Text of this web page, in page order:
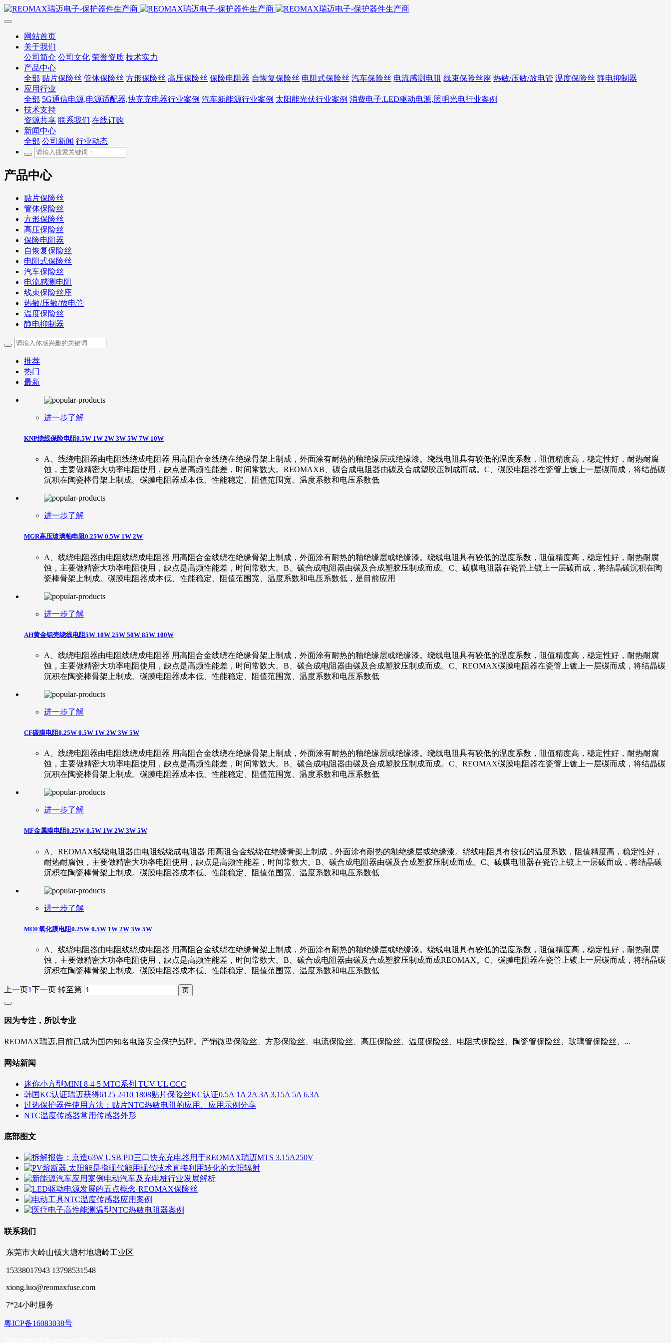
网站首页
关于我们
公司简介 公司文化 荣誉资质 技术实力
产品中心
全部 贴片保险丝 管体保险丝 方形保险丝 高压保险丝 保险电阻器 自恢复保险丝 电阻式保险丝 汽车保险丝 电流感测电阻 线束保险丝座 热敏/压敏/放电管 温度保险丝 静电抑制器
应用行业
全部 5G通信电源,电源适配器,快充充电器行业案例 汽车新能源行业案例 太阳能光伏行业案例 消费电子.LED驱动电源,照明光电行业案例
技术支持
资源共享 联系我们 在线订购
新闻中心
全部 公司新闻 行业动态
产品中心
贴片保险丝
管体保险丝
方形保险丝
高压保险丝
保险电阻器
自恢复保险丝
电阻式保险丝
汽车保险丝
电流感测电阻
线束保险丝座
热敏/压敏/放电管
温度保险丝
静电抑制器
推荐
热门
最新
进一步了解
KNP绕线保险电阻0.5W 1W 2W 3W 5W 7W 10W
A、线绕电阻器由电阻线绕成电阻器 用高阻合金线绕在绝缘骨架上制成，外面涂有耐热的釉绝缘层或绝缘漆。绕线电阻具有较低的温度系数，阻值精度高，稳定性好，耐热耐腐
蚀，主要做精密大功率电阻使用，缺点是高频性能差，时间常数大。REOMAXB、碳合成电阻器由碳及合成塑胶压制成而成。C、碳膜电阻器在瓷管上镀上一层碳而成，将结晶碳
沉积在陶瓷棒骨架上制成。碳膜电阻器成本低、性能稳定、阻值范围宽、温度系数和电压系数低
进一步了解
MGR高压玻璃釉电阻0.25W 0.5W 1W 2W
A、线绕电阻器由电阻线绕成电阻器 用高阻合金线绕在绝缘骨架上制成，外面涂有耐热的釉绝缘层或绝缘漆。绕线电阻具有较低的温度系数，阻值精度高，稳定性好，耐热耐腐
蚀，主要做精密大功率电阻使用，缺点是高频性能差，时间常数大。B、碳合成电阻器由碳及合成塑胶压制成而成。C、碳膜电阻器在瓷管上镀上一层碳而成，将结晶碳沉积在陶
瓷棒骨架上制成。碳膜电阻器成本低、性能稳定、阻值范围宽、温度系数和电压系数低，是目前应用
进一步了解
AH黄金铝壳绕线电阻5W 10W 25W 50W 85W 100W
A、线绕电阻器由电阻线绕成电阻器 用高阻合金线绕在绝缘骨架上制成，外面涂有耐热的釉绝缘层或绝缘漆。绕线电阻具有较低的温度系数，阻值精度高，稳定性好，耐热耐腐
蚀，主要做精密大功率电阻使用，缺点是高频性能差，时间常数大。B、碳合成电阻器由碳及合成塑胶压制成而成。C、REOMAX碳膜电阻器在瓷管上镀上一层碳而成，将结晶碳
沉积在陶瓷棒骨架上制成。碳膜电阻器成本低、性能稳定、阻值范围宽、温度系数和电压系数低
进一步了解
CF碳膜电阻0.25W 0.5W 1W 2W 3W 5W
A、线绕电阻器由电阻线绕成电阻器 用高阻合金线绕在绝缘骨架上制成，外面涂有耐热的釉绝缘层或绝缘漆。绕线电阻具有较低的温度系数，阻值精度高，稳定性好，耐热耐腐
蚀，主要做精密大功率电阻使用，缺点是高频性能差，时间常数大。B、碳合成电阻器由碳及合成塑胶压制成而成。C、REOMAX碳膜电阻器在瓷管上镀上一层碳而成，将结晶碳
沉积在陶瓷棒骨架上制成。碳膜电阻器成本低、性能稳定、阻值范围宽、温度系数和电压系数低
进一步了解
MF金属膜电阻0.25W 0.5W 1W 2W 3W 5W
A、REOMAX线绕电阻器由电阻线绕成电阻器 用高阻合金线绕在绝缘骨架上制成，外面涂有耐热的釉绝缘层或绝缘漆。绕线电阻具有较低的温度系数，阻值精度高，稳定性好，
耐热耐腐蚀，主要做精密大功率电阻使用，缺点是高频性能差，时间常数大。B、碳合成电阻器由碳及合成塑胶压制成而成。C、碳膜电阻器在瓷管上镀上一层碳而成，将结晶碳
沉积在陶瓷棒骨架上制成。碳膜电阻器成本低、性能稳定、阻值范围宽、温度系数和电压系数低
进一步了解
MOF氧化膜电阻0.25W 0.5W 1W 2W 3W 5W
A、线绕电阻器由电阻线绕成电阻器 用高阻合金线绕在绝缘骨架上制成，外面涂有耐热的釉绝缘层或绝缘漆。绕线电阻具有较低的温度系数，阻值精度高，稳定性好，耐热耐腐
蚀，主要做精密大功率电阻使用，缺点是高频性能差，时间常数大。B、碳合成电阻器由碳及合成塑胶压制成而成REOMAX。C、碳膜电阻器在瓷管上镀上一层碳而成，将结晶碳
沉积在陶瓷棒骨架上制成。碳膜电阻器成本低、性能稳定、阻值范围宽、温度系数和电压系数低
上一页1下一页 转至第
因为专注，所以专业
REOMAX瑞迈,目前已成为国内知名电路安全保护品牌。产销微型保险丝、方形保险丝、电流保险丝、高压保险丝、温度保险丝、电阻式保险丝、陶瓷管保险丝、玻璃管保险丝、...
网站新闻
迷你小方型MINI 8-4-5 MTC系列 TUV UL CCC
韩国KC认证瑞迈获得6125 2410 1808贴片保险丝KC认证0.5A 1A 2A 3A 3.15A 5A 6.3A
过热保护器件使用方法：贴片NTC热敏电阻的应用、应用示例分享
NTC温度传感器常用传感器外形
底部图文
联系我们
东莞市大岭山镇大塘村地塘岭工业区
15338017943 13798531548
xiong.luo@reomaxfuse.com
7*24小时服务
粤ICP备16083038号